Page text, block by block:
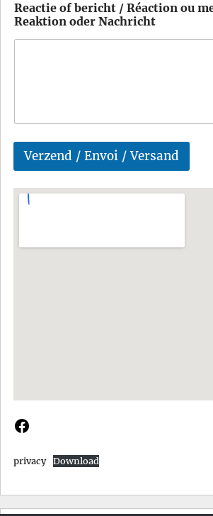
u
o
d
h
Reactie of bericht / Réaction ou
Reaktion oder Nachricht
Verzend / Envoi / Versand
Facebook
privacy Download